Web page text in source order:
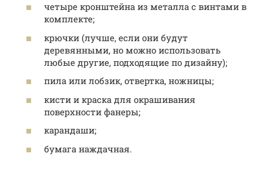
четыре кронштейна из металла с винтами в
комплекте;
крючки (лучше, если они будут
деревянными, но можно использовать
любые другие, подходящие по дизайну);
пила или лобзик, отвертка, ножницы;
кисти и краска для окрашивания
поверхности фанеры;
карандаши;
бумага наждачная.